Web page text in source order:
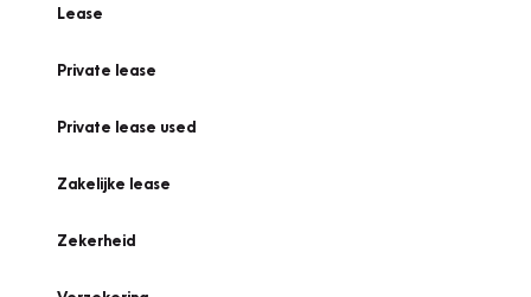
Lease
Private lease
Private lease used
Zakelijke lease
Zekerheid